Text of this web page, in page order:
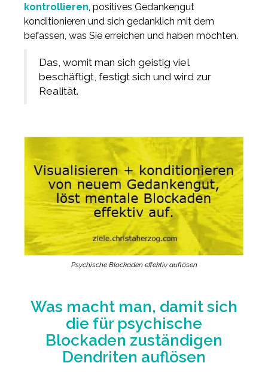
kontrollieren, positives Gedankengut
konditionieren und sich gedanklich mit dem
befassen, was Sie erreichen und haben möchten.
Das, womit man sich geistig viel
beschäftigt, festigt sich und wird zur
Realität.
Psychische Blockaden effektiv auflösen
Was macht man, damit sich
die für psychische
Blockaden zuständigen
Dendriten auflösen